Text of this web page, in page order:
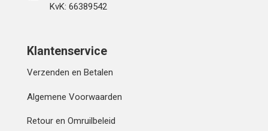
KvK: 66389542
Klantenservice
Verzenden en Betalen
Algemene Voorwaarden
Retour en Omruilbeleid